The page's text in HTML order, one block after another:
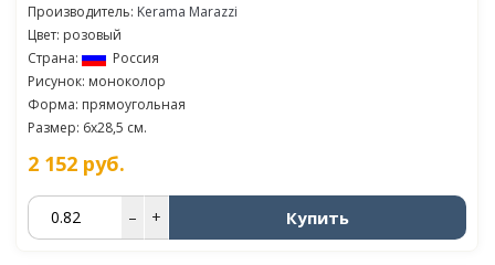
Производитель: Kerama Marazzi
Цвет: розовый
Страна:
Россия
Рисунок: моноколор
Форма: прямоугольная
Размер: 6x28,5 см.
2 152 руб.
– + Купить